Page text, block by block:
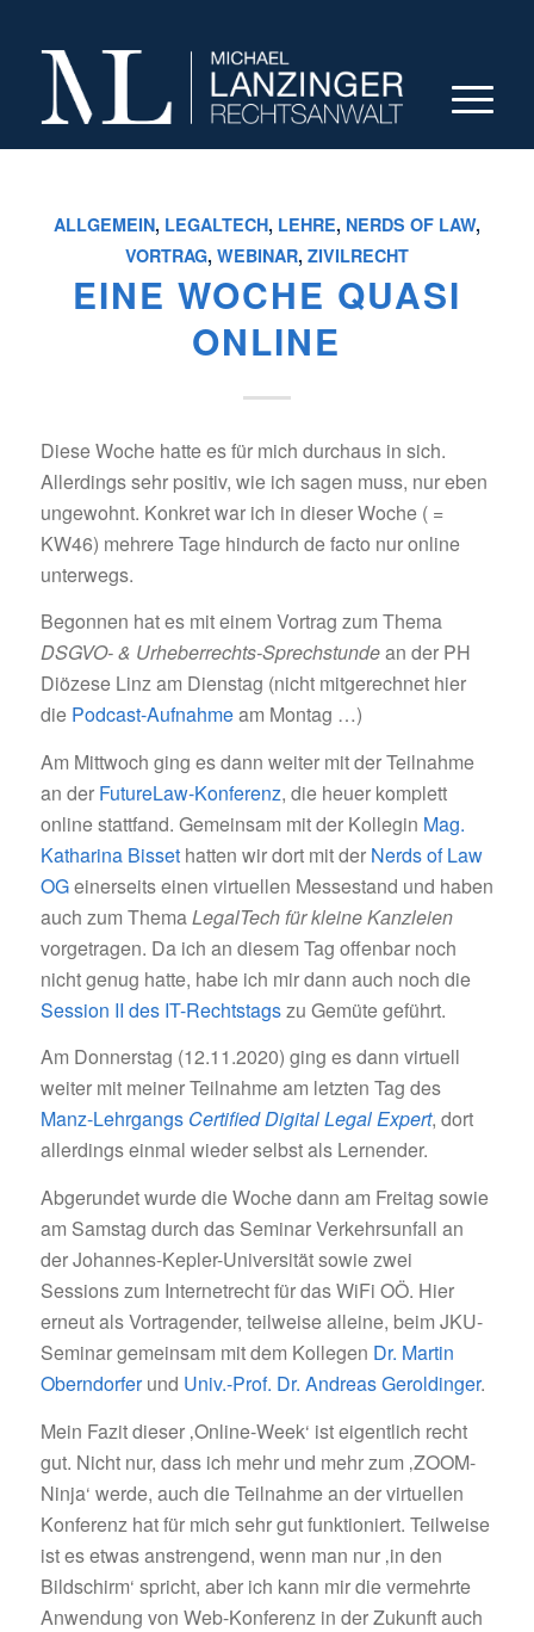
ALLGEMEIN, LEGALTECH, LEHRE, NERDS OF LAW,
VORTRAG, WEBINAR, ZIVILRECHT
EINE WOCHE QUASI
ONLINE
Diese Woche hatte es für mich durchaus in sich.
Allerdings sehr positiv, wie ich sagen muss, nur eben
ungewohnt. Konkret war ich in dieser Woche ( =
KW46) mehrere Tage hindurch de facto nur online
unterwegs.
Begonnen hat es mit einem Vortrag zum Thema
DSGVO- & Urheberrechts-Sprechstundean der PH
Diözese Linz am Dienstag (nicht mitgerechnet hier
die Podcast-Aufnahmeam Montag …)
Am Mittwoch ging es dann weiter mit der Teilnahme
an der FutureLaw-Konferenz, die heuer komplett
online stattfand. Gemeinsam mit der Kollegin Mag.
Katharina Bissethatten wir dort mit der Nerds of Law
OGeinerseits einen virtuellen Messestand und haben
auch zum ThemaLegalTech für kleine Kanzleien
vorgetragen. Da ich an diesem Tag offenbar noch
nicht genug hatte, habe ich mir dann auch noch die
Session II des IT-Rechtstagszu Gemüte geführt.
Am Donnerstag (12.11.2020) ging es dann virtuell
weiter mit meiner Teilnahme am letzten Tag des
Manz-Lehrgangs Certified Digital Legal Expert, dort
allerdings einmal wieder selbst als Lernender.
Abgerundet wurde die Woche dann am Freitag sowie
am Samstag durch das Seminar Verkehrsunfall an
der Johannes-Kepler-Universität sowie zwei
Sessions zum Internetrecht für das WiFi OÖ. Hier
erneut als Vortragender, teilweise alleine, beim JKU-
Seminar gemeinsam mit dem Kollegen Dr. Martin
Oberndorferund Univ.-Prof. Dr. Andreas Geroldinger.
Mein Fazit dieser ‚Online-Week‘ ist eigentlich recht
gut. Nicht nur, dass ich mehr und mehr zum ‚ZOOM-
Ninja‘ werde, auch die Teilnahme an der virtuellen
Konferenz hat für mich sehr gut funktioniert. Teilweise
ist es etwas anstrengend, wenn man nur ‚in den
Bildschirm‘ spricht, aber ich kann mir die vermehrte
Anwendung von Web-Konferenz in der Zukunft auch